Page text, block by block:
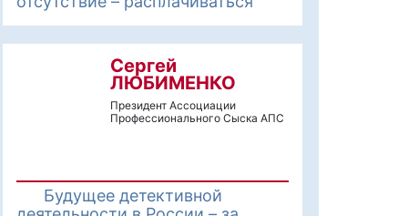
Сергей
ЛЮБИМЕНКО
Президент Ассоциации
Профессионального Сыска АПС
Будущее детективной